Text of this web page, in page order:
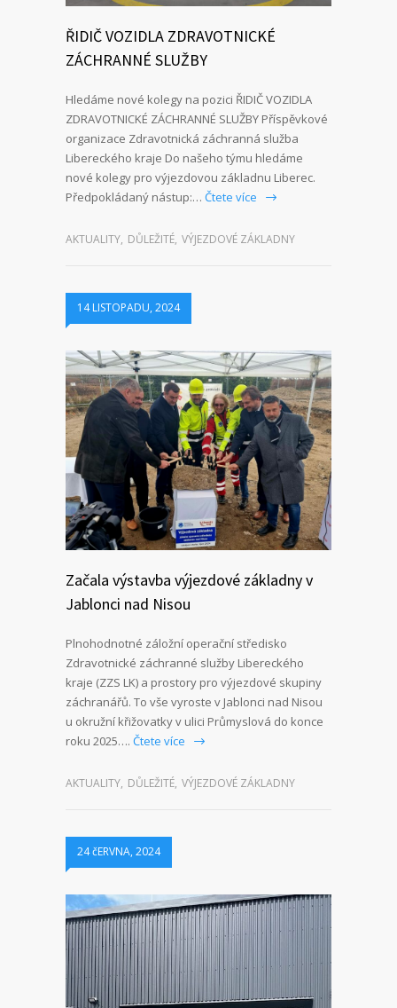
ŘIDIČ VOZIDLA ZDRAVOTNICKÉ
ZÁCHRANNÉ SLUŽBY
Hledáme nové kolegy na pozici ŘIDIČ VOZIDLA
ZDRAVOTNICKÉ ZÁCHRANNÉ SLUŽBY Příspěvkové
organizace Zdravotnická záchranná služba
Libereckého kraje Do našeho týmu hledáme
nové kolegy pro výjezdovou základnu Liberec.
Předpokládaný nástup:… Čtete více
AKTUALITY, DŮLEŽITÉ, VÝJEZDOVÉ ZÁKLADNY
14 LISTOPADU, 2024
Začala výstavba výjezdové základny v
Jablonci nad Nisou
Plnohodnotné záložní operační středisko
Zdravotnické záchranné služby Libereckého
kraje (ZZS LK) a prostory pro výjezdové skupiny
záchranářů. To vše vyroste v Jablonci nad Nisou
u okružní křižovatky v ulici Průmyslová do konce
roku 2025…. Čtete více
AKTUALITY, DŮLEŽITÉ, VÝJEZDOVÉ ZÁKLADNY
24 čERVNA, 2024